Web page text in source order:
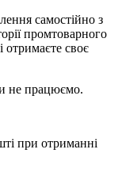
самостійно з
промтоварного
отримаєте своє
не працюємо.
при отриманні